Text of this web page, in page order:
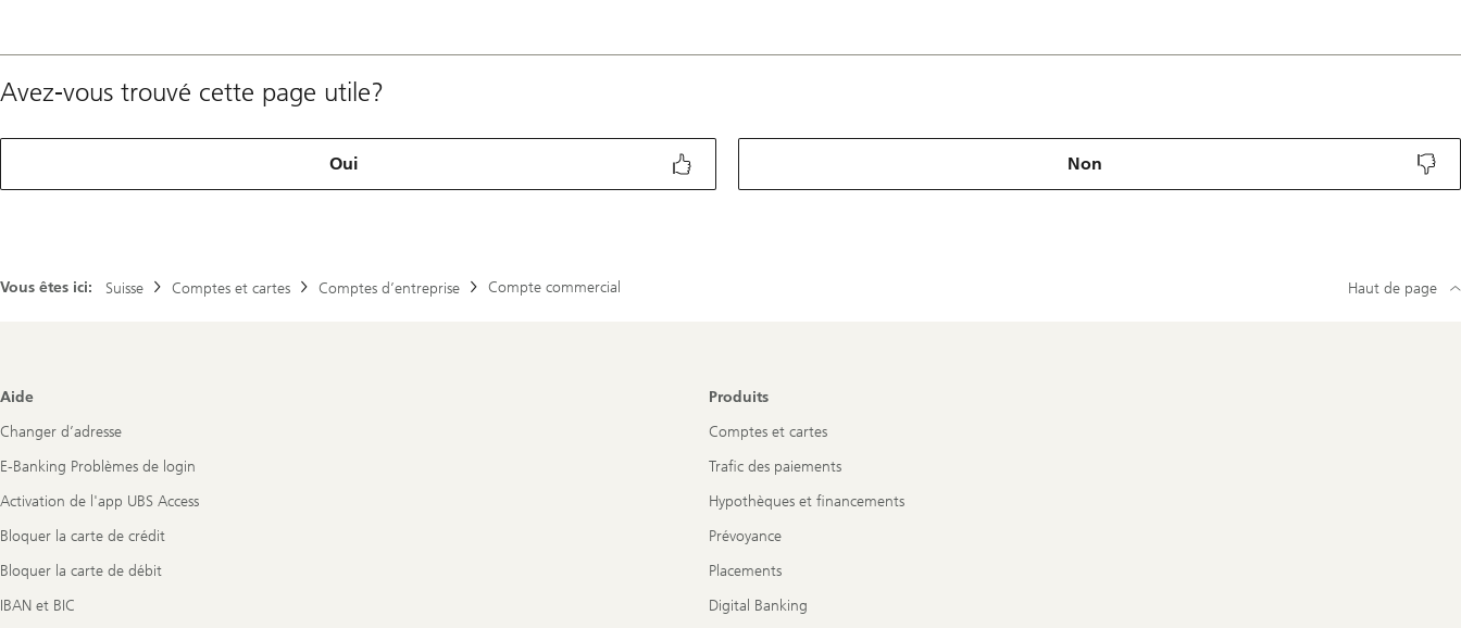
Avez-vous trouvé cette page utile?
Oui Non
Vous êtes ici: Suisse Comptes et cartes Comptes d’entreprise Compte commercial Haut de page
Footer
Aide
Changer d’adresse
E-Banking Problèmes de login
Activation de l'app UBS Access
Bloquer la carte de crédit
Bloquer la carte de débit
IBAN et BIC
Produits
Comptes et cartes
Trafic des paiements
Hypothèques et financements
Prévoyance
Placements
Digital Banking